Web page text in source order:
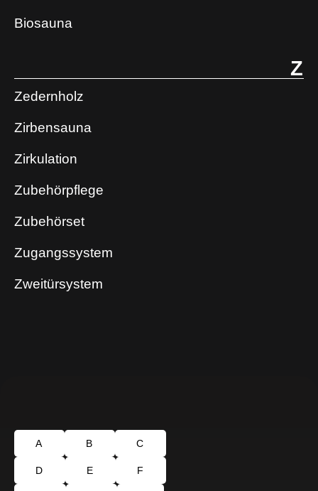
Biosauna
Z
Zedernholz
Zirbensauna
Zirkulation
Zubehörpflege
Zubehörset
Zugangssystem
Zweitürsystem
A B C
D E F